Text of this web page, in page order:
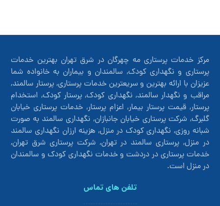
مرکز خدمات پرستاری مه چهرگان در شرق تهران بهترین خدمات
پرستاری و نگهداری کودک, سالمندان و بیماران به خانواده شما
عزیزان با ارائه بهترین و سریعترین خدمات پرستاری, پرستار سالمند,
مراقب و نگهدار سالمند, نگهداری کودک, پرستار کودک, استخدام
پرستار, قیمت پرستار بیمار, اعزام پرستار, خدمات پرستاری خیابان
گلبرگ, شرکت پرستاری خیابان جانبازان, نگهداری سالمند به صورت
شبانه روزی, نگهداری کودک در منزل, هزینه ارزان نگهداری سالمند
در منزل, پرستاری سالمند در تهران, شرکت پرستاری شرق تهران,
خدمات پرستاری در دردشت و خدمات نگهداری کودک و سالمندان
در منزل است.
تلفن های تماس